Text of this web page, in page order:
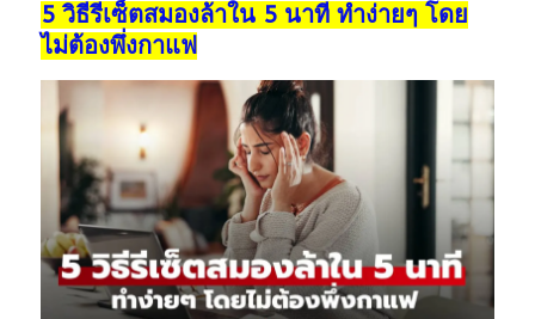
5 วิธีรีเซ็ตสมองล้าใน 5 นาที ทำง่ายๆ โดย
ไม่ต้องพึ่งกาแฟ